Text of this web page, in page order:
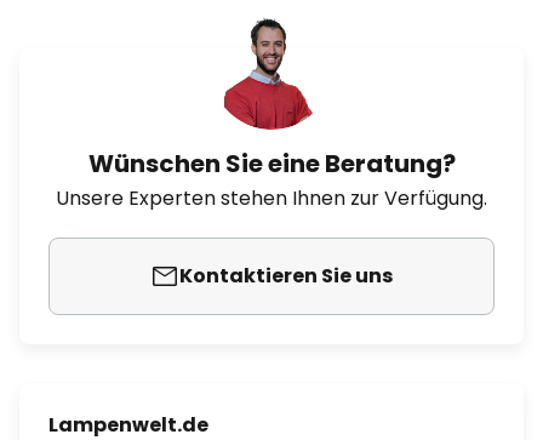
Wünschen Sie eine Beratung?
Unsere Experten stehen Ihnen zur Verfügung.
Kontaktieren Sie uns
Lampenwelt.de